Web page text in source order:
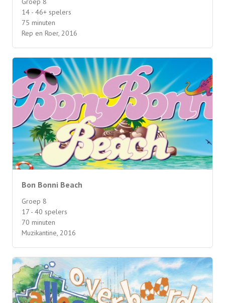
14 - 46+ spelers
75 minuten
Rep en Roer, 2016
Bon Bonni Beach
Groep 8
17 - 40 spelers
70 minuten
Muzikantine, 2016